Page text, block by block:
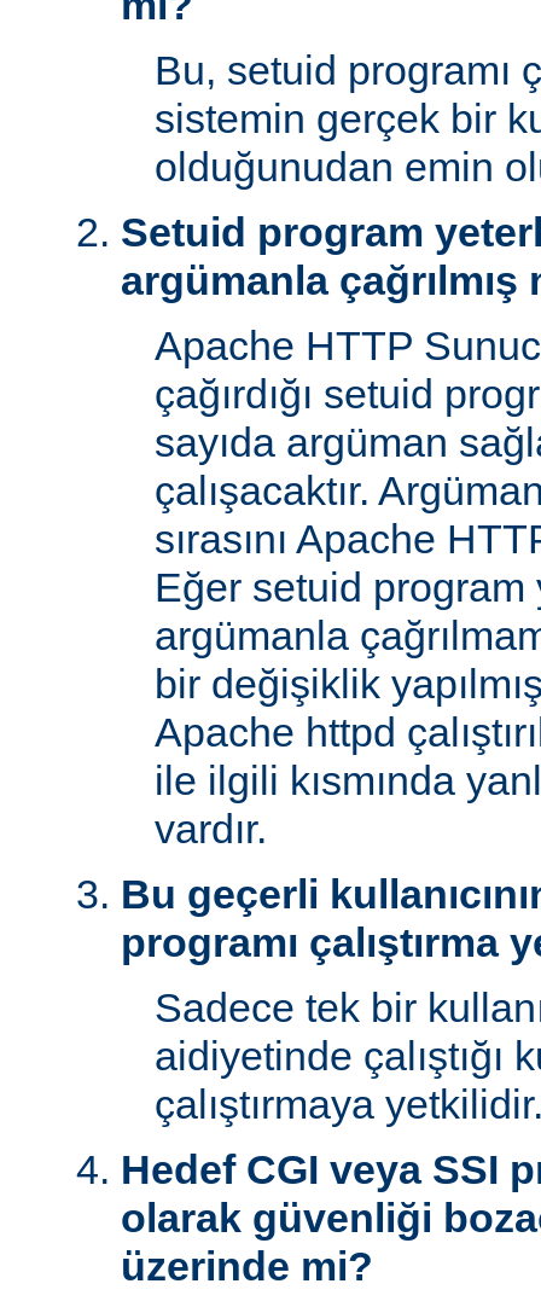
Bu, setuid programı
sistemin gerçek bir
olduğunudan emin
Setuid program
argümanla çağrılmış
Apache HTTP
çağırdığı setuid
sayıda argüman
çalışacaktır.
sırasını Apache
Eğer setuid program
argümanla
bir değişiklik
Apache httpd
ile ilgili kısmında
vardır.
Bu geçerli
programı çalıştırma
Sadece tek bir
aidiyetinde çalıştığı
çalıştırmaya
Hedef CGI veya SSI
olarak güvenliği
üzerinde mi?